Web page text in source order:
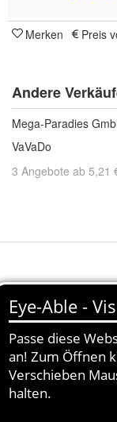
Merken Preis
Andere
Mega-Paradies
VaVaDo
3 Angebote ab 5,21
Produktart:
Verpackung: